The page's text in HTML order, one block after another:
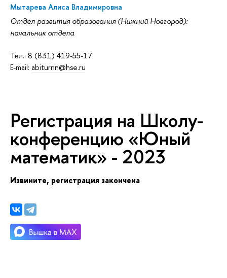
Мытарева Алиса Владимировна
Отдел развития образования (Нижний Новгород):
начальник отдела
Тел.: 8 (831) 419-55-17
E-mail: abiturnn@hse.ru
Регистрация на Школу-
конференцию «Юный
математик» - 2023
Извините, регистрация закончена